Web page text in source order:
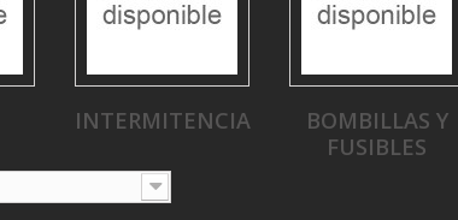
INTERMITENCIA
BOMBILLAS Y
FUSIBLES